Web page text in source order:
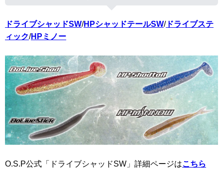
ドライブシャッドSW/HPシャッドテールSW/ドライブステ
ィック/HPミノー
O.S.P公式「ドライブシャッドSW」詳細ページはこちら